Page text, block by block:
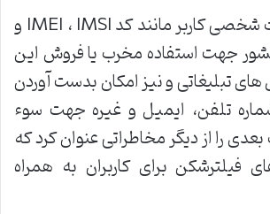
وی ارسال اطلاعات شخصی کاربر مانند کد IMEI ، IMSI و
جهت استفاده مخرب یا فروش این
تبلیغاتی و نیز امکان بدست آوردن
تلفن، ایمیل و غیره جهت سوء
را از دیگر مخاطراتی عنوان کرد که
فیلترشکن برای کاربران به همراه